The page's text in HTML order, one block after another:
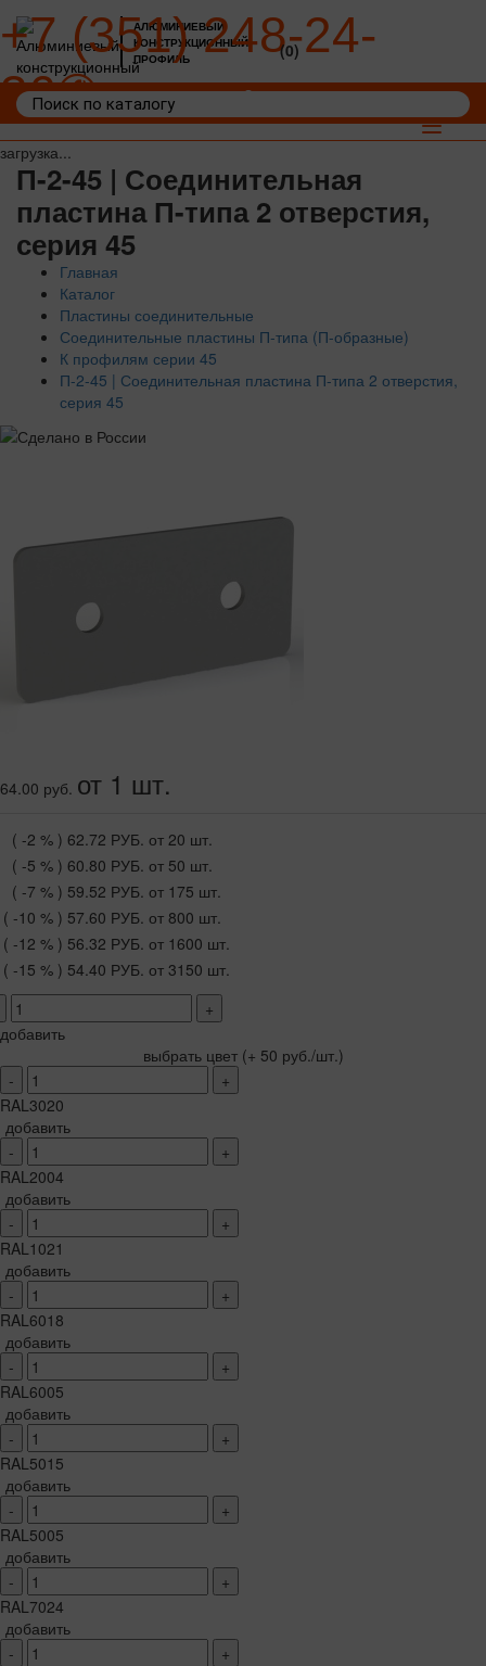
загрузка...
АЛЮМИНИЕВЫЙ
КОНСТРУКЦИОННЫЙ
ПРОФИЛЬ
+7 (351) 248-24-
36
(0)
Toggle
П-2-45 | Соединительная
пластина П-типа 2 отверстия,
серия 45
Главная
Каталог
Пластины соединительные
Соединительные пластины П-типа (П-образные)
К профилям серии 45
П-2-45 | Соединительная пластина П-типа 2 отверстия,
серия 45
64.00 руб. от 1 шт.
( -2 % ) 62.72 РУБ. от 20 шт.
( -5 % ) 60.80 РУБ. от 50 шт.
( -7 % ) 59.52 РУБ. от 175 шт.
( -10 % ) 57.60 РУБ. от 800 шт.
( -12 % ) 56.32 РУБ. от 1600 шт.
( -15 % ) 54.40 РУБ. от 3150 шт.
+
добавить
выбрать цвет (+ 50 руб./шт.)
-
+
RAL3020
добавить
-
+
RAL2004
добавить
-
+
RAL1021
добавить
-
+
RAL6018
добавить
-
+
RAL6005
добавить
-
+
RAL5015
добавить
-
+
RAL5005
добавить
-
+
RAL7024
добавить
-
+